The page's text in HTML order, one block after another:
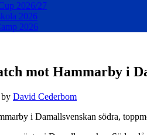
2026/27
2026
2026
mot Hammarby i
by David Cederbom
i Damallsvenskan södra,